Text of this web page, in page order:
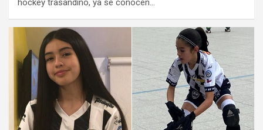
hockey trasandino, ya se conocen…